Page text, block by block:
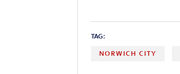
TAG:
NORWICH CITY